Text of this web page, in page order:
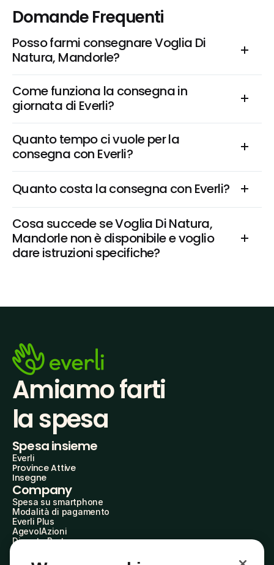
Domande Frequenti
Posso farmi consegnare Voglia Di
Natura, Mandorle?
Come funziona la consegna in
giornata di Everli?
Quanto tempo ci vuole per la
consegna con Everli?
Quanto costa la consegna con Everli?
Cosa succede se Voglia Di Natura,
Mandorle non è disponibile e voglio
dare istruzioni specifiche?
Amiamo farti
la spesa
Spesa insieme
Everli
Province Attive
Insegne
Company
Spesa su smartphone
Modalità di pagamento
Everli Plus
AgevolAzioni
Diventa Partner
Everli Shoppers